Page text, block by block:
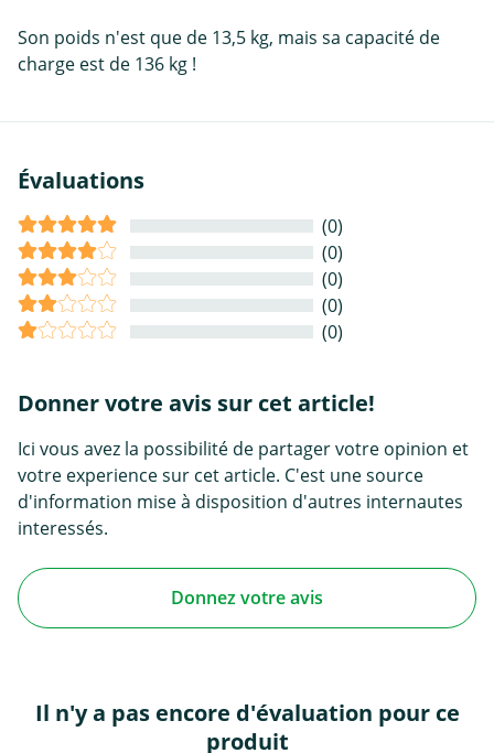
Son poids n'est que de 13,5 kg, mais sa capacité de
charge est de 136 kg !
Évaluations
(0)
(0)
(0)
(0)
(0)
Donner votre avis sur cet article!
Ici vous avez la possibilité de partager votre opinion et
votre experience sur cet article. C'est une source
d'information mise à disposition d'autres internautes
interessés.
Donnez votre avis
Il n'y a pas encore d'évaluation pour ce
produit